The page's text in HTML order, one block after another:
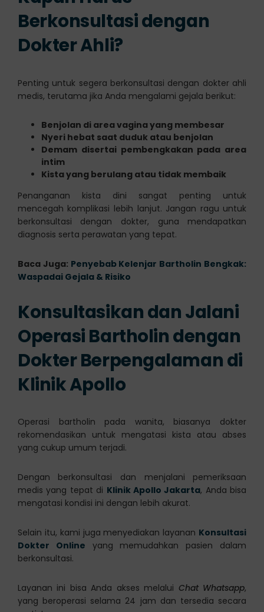
Berkonsultasi dengan
Dokter Ahli?
Penting untuk segera berkonsultasi dengan dokter ahli
medis, terutama jika Anda mengalami gejala berikut:
Benjolan di area vagina yang membesar
Nyeri hebat saat duduk atau benjolan
Demam disertai pembengkakan pada area
intim
Kista yang berulang atau tidak membaik
Penanganan kista dini sangat penting untuk
mencegah komplikasi lebih lanjut. Jangan ragu untuk
berkonsultasi dengan dokter, guna mendapatkan
diagnosis serta perawatan yang tepat.
Baca Juga: Penyebab Kelenjar Bartholin Bengkak:
Waspadai Gejala & Risiko
Konsultasikan dan Jalani
Operasi Bartholin dengan
Dokter Berpengalaman di
Klinik Apollo
Operasi bartholin pada wanita, biasanya dokter
rekomendasikan untuk mengatasi kista atau abses
yang cukup umum terjadi.
Dengan berkonsultasi dan menjalani pemeriksaan
medis yang tepat di Klinik Apollo Jakarta, Anda bisa
mengatasi kondisi ini dengan lebih akurat.
Selain itu, kami juga menyediakan layanan Konsultasi
Dokter Online yang memudahkan pasien dalam
berkonsultasi.
Layanan ini bisa Anda akses melalui Chat Whatsapp,
yang beroperasi selama 24 jam dan tersedia secara